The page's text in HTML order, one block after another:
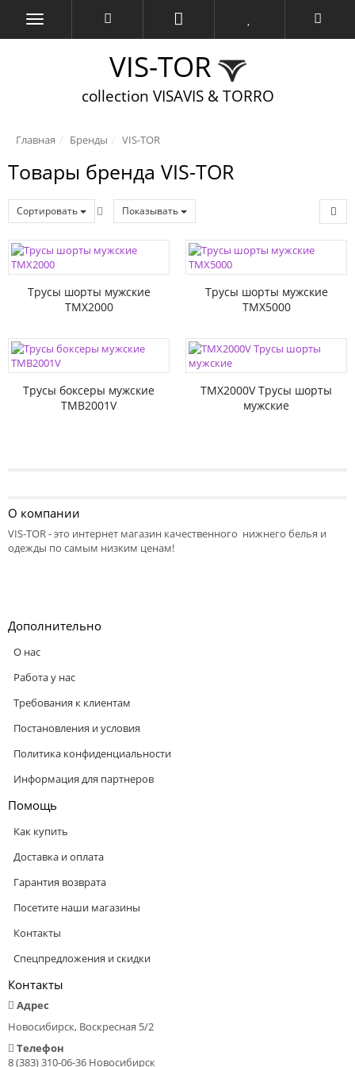
VIS-TOR
collection VISAVIS & TORRO
Главная Бренды VIS-TOR
Товары бренда VIS-TOR
Сортировать Показывать
Трусы шорты мужские
TMX2000
Трусы шорты мужские
TMX5000
Трусы боксеры мужские
TMB2001V
TMX2000V Трусы шорты
мужские
О компании
VIS-TOR - это интернет магазин качественного нижнего белья и
одежды по самым низким ценам!
Дополнительно
О нас
Работа у нас
Требования к клиентам
Постановления и условия
Политика конфиденциальности
Информация для партнеров
Помощь
Как купить
Доставка и оплата
Гарантия возврата
Посетите наши магазины
Контакты
Спецпредложения и скидки
Контакты
Адрес
Новосибирск, Воскресная 5/2
Телефон
8 (383) 310-06-36 Новосибирск